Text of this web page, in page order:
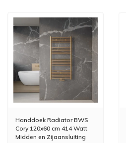
Handdoek Radiator BWS
Cory 120x60 cm 414 Watt
Midden en Zijaansluiting